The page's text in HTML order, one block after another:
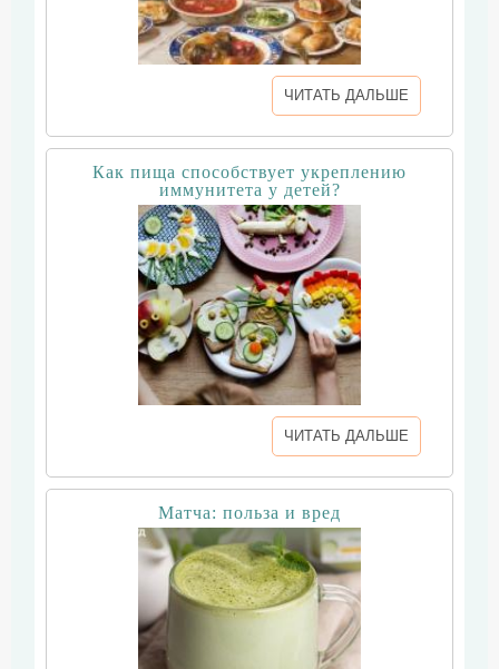
ЧИТАТЬ ДАЛЬШЕ
Как пища способствует укреплению
иммунитета у детей?
ЧИТАТЬ ДАЛЬШЕ
Матча: польза и вред